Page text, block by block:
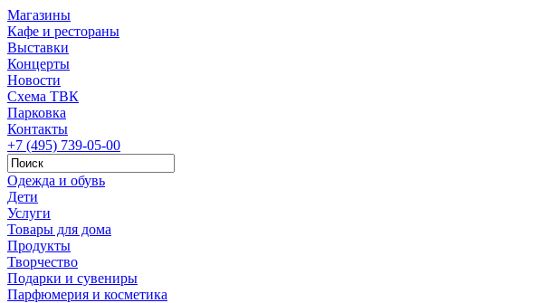
Магазины
Кафе и рестораны
Выставки
Концерты
Новости
Схема ТВК
Парковка
Контакты
+7 (495) 739-05-00
Одежда и обувь
Дети
Услуги
Товары для дома
Продукты
Творчество
Подарки и сувениры
Парфюмерия и косметика